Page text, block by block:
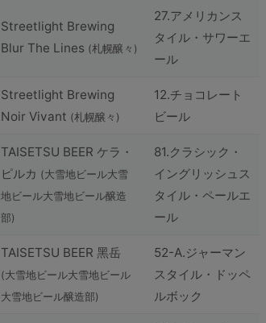
Streetlight Brewing
Blur The Lines (札幌醸々)
27.アメリカンス
タイル・サワーエ
ール
Streetlight Brewing
Noir Vivant (札幌醸々)
12.チョコレート
ビール
TAISETSU BEER ケラ・
ピルカ (⼤雪地ビール⼤雪
地ビール⼤雪地ビール醸造
部)
81.クラシック・
イングリッシュス
タイル・ペールエ
ール
TAISETSU BEER ⿊岳
(⼤雪地ビール⼤雪地ビール
⼤雪地ビール醸造部)
52-A.ジャーマン
スタイル・ドッペ
ルボック